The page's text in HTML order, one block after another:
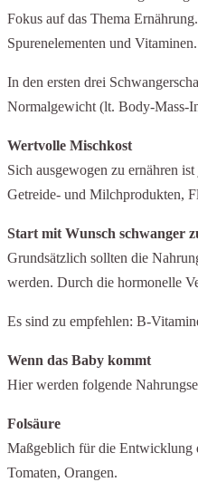
Fokus auf das Thema
Spurenelementen und Vitaminen.
In den ersten drei
Normalgewicht (lt. Body-Mass-
Wertvolle Mischkost
Sich ausgewogen zu ernähren
Getreide- und Milchprodukten,
Start mit Wunsch schwanger
Grundsätzlich sollten die
werden. Durch die hormonelle
Es sind zu empfehlen: B-
Wenn das Baby kommt
Hier werden folgende
Folsäure
Maßgeblich für die Entwicklung
Tomaten, Orangen.